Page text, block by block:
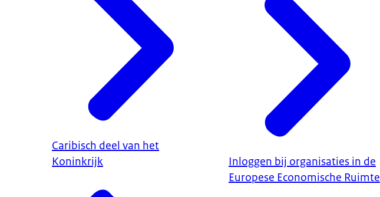
Caribisch deel van het
Koninkrijk
Inloggen bij organisaties in de
Europese Economische Ruimte